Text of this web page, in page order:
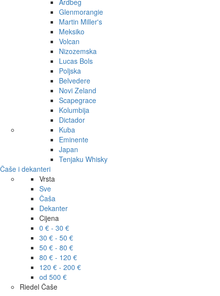
Ardbeg
Glenmorangie
Martin Miller's
Meksiko
Volcan
Nizozemska
Lucas Bols
Poljska
Belvedere
Novi Zeland
Scapegrace
Kolumbija
Dictador
Kuba
Eminente
Japan
Tenjaku Whisky
Čaše i dekanteri
Vrsta
Sve
Čaša
Dekanter
Cijena
0 € - 30 €
30 € - 50 €
50 € - 80 €
80 € - 120 €
120 € - 200 €
od 500 €
Riedel Čaše